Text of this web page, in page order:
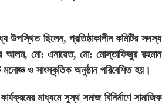
ছিলেন, প্রতিষ্ঠাকালীন কমিটির সদস্য
আলম, মো: এনায়েত, মো: মোস্তাফিজুর রহমান
মনোজ্ঞ ও সাংস্কৃতিক অনুষ্ঠান পরিবেশিত হয়।
মাধ্যমে সুস্থ সমাজ বিনির্মাণে সামাজিক